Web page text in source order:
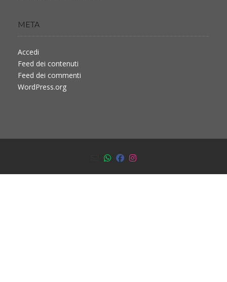
META
Accedi
Feed dei contenuti
Feed dei commenti
WordPress.org